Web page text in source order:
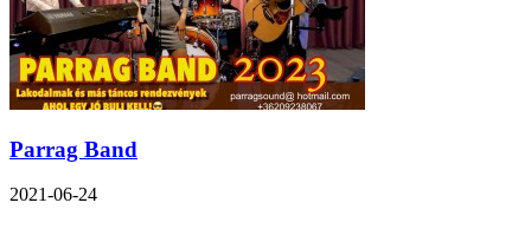
Parrag Band
2021-06-24